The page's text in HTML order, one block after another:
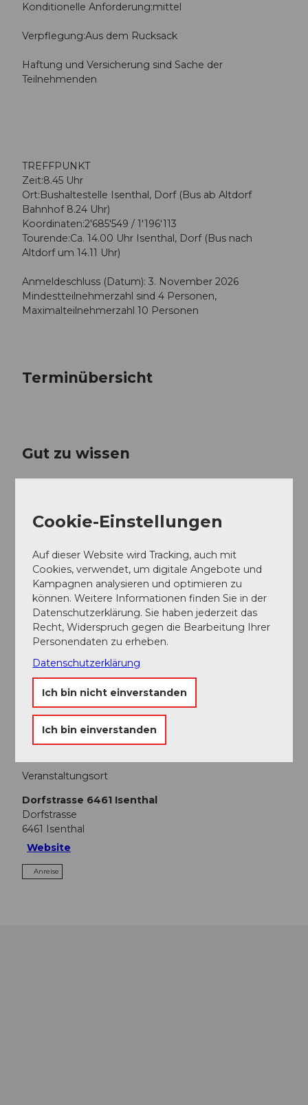
Konditionelle Anforderung:mittel
Verpflegung:Aus dem Rucksack
Haftung und Versicherung sind Sache der
Teilnehmenden
TREFFPUNKT
Zeit:8.45 Uhr
Ort:Bushaltestelle Isenthal, Dorf (Bus ab Altdorf
Bahnhof 8.24 Uhr)
Koordinaten:2'685'549 / 1'196'113
Tourende:Ca. 14.00 Uhr Isenthal, Dorf (Bus nach
Altdorf um 14.11 Uhr)
Anmeldeschluss (Datum): 3. November 2026
Mindestteilnehmerzahl sind 4 Personen,
Maximalteilnehmerzahl 10 Personen
Terminübersicht
Gut zu wissen
Führung für Mitglieder kostenlos
vor Ort)
eigene Verpflegungs- und Reisespesen
In der Nähe
Veranstaltung
Veranstaltungsort
Dorfstrasse 6461 Isenthal
Dorfstrasse
6461 Isenthal
Website
Anreise
Cookie-Einstellungen
Auf dieser Website wird Tracking, auch mit
Cookies, verwendet, um digitale Angebote und
Kampagnen analysieren und optimieren zu
können. Weitere Informationen finden Sie in der
Datenschutzerklärung. Sie haben jederzeit das
Recht, Widerspruch gegen die Bearbeitung Ihrer
Personendaten zu erheben.
Datenschutzerklärung
Ich bin nicht einverstanden
Ich bin einverstanden